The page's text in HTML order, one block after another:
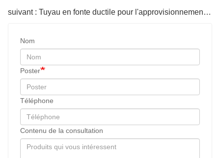
suivant : Tuyau en fonte ductile pour l'approvisionnement en eau
Nom
Poster
Téléphone
Contenu de la consultation